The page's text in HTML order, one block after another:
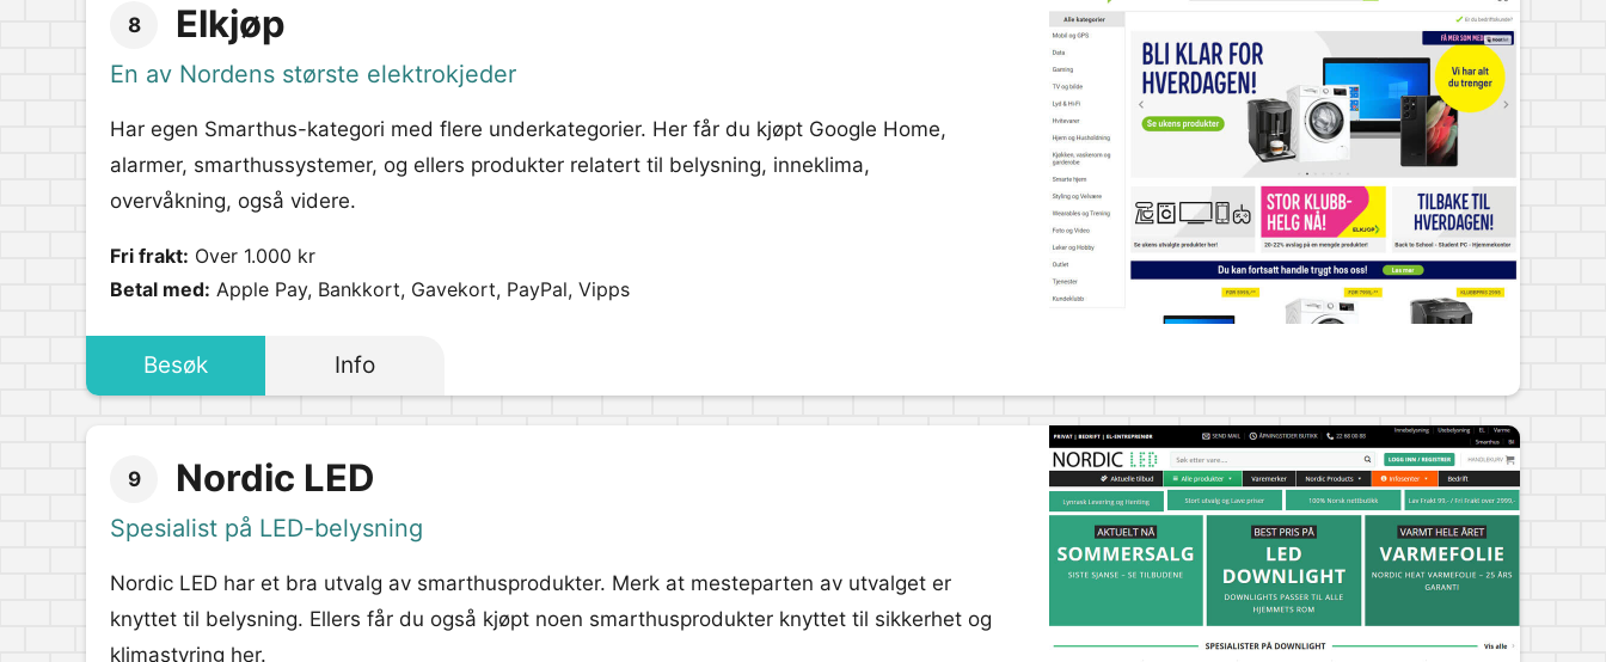
8 Elkjøp
En av Nordens største elektrokjeder
Har egen Smarthus-kategori med flere underkategorier. Her får du kjøpt Google Home,
alarmer, smarthussystemer, og ellers produkter relatert til belysning, inneklima,
overvåkning, også videre.
Fri frakt: Over 1.000 kr
Betal med: Apple Pay, Bankkort, Gavekort, PayPal, Vipps
Besøk Info
9 Nordic LED
Spesialist på LED-belysning
Nordic LED har et bra utvalg av smarthusprodukter. Merk at mesteparten av utvalget er
knyttet til belysning. Ellers får du også kjøpt noen smarthusprodukter knyttet til sikkerhet og
klimastyring her.